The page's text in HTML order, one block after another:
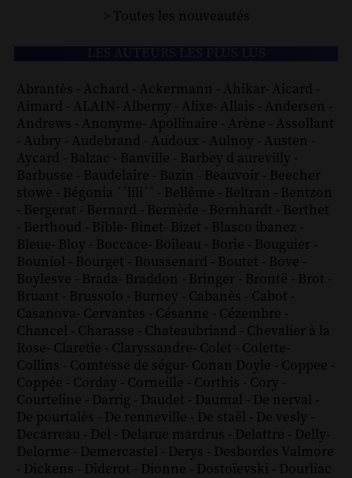
> Toutes les nouveautés
Abrantès - Achard - Ackermann - Ahikar- Aicard -
Aimard - ALAIN- Alberny - Alixe- Allais - Andersen -
Andrews - Anonyme- Apollinaire - Arène - Assollant
- Aubry - Audebrand - Audoux - Aulnoy - Austen -
Aycard - Balzac - Banville - Barbey d aurevilly -
Barbusse - Baudelaire - Bazin - Beauvoir - Beecher
stowe - Bégonia ´´lili´´ - Bellême - Beltran - Bentzon
- Bergerat - Bernard - Bernède - Bernhardt - Berthet
- Berthoud - Bible- Binet- Bizet - Blasco ibanez -
Bleue- Bloy - Boccace- Boileau - Borie - Bouguier -
Bouniol - Bourget - Boussenard - Boutet - Bove -
Boylesve - Brada- Braddon - Bringer - Brontë - Brot -
Bruant - Brussolo - Burney - Cabanès - Cabot -
Casanova- Cervantes - Césanne - Cézembre -
Chancel - Charasse - Chateaubriand - Chevalier à la
Rose- Claretie - Claryssandre- Colet - Colette-
Collins - Comtesse de ségur- Conan Doyle - Coppee -
Coppée - Corday - Corneille - Corthis - Cory -
Courteline - Darrig - Daudet - Daumal - De nerval -
De pourtalès - De renneville - De staël - De vesly -
Decarreau - Del - Delarue mardrus - Delattre - Delly-
Delorme - Demercastel - Derys - Desbordes Valmore
- Dickens - Diderot - Dionne - Dostoïevski - Dourliac